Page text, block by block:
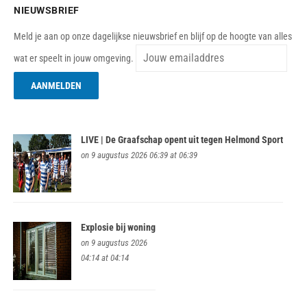
NIEUWSBRIEF
Meld je aan op onze dagelijkse nieuwsbrief en blijf op de hoogte van alles
wat er speelt in jouw omgeving.
LIVE | De Graafschap opent uit tegen Helmond Sport
on 9 augustus 2026 06:39 at 06:39
Explosie bij woning
on 9 augustus 2026
04:14 at 04:14